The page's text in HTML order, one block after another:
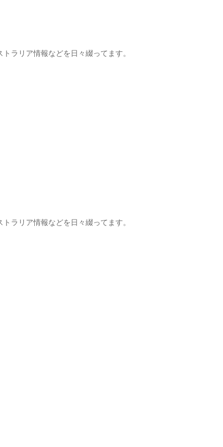
ラリア情報などを日々綴ってます。
ラリア情報などを日々綴ってます。